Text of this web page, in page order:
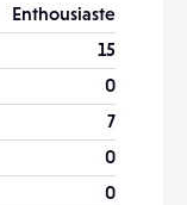
Enthousiaste
15
0
7
0
0